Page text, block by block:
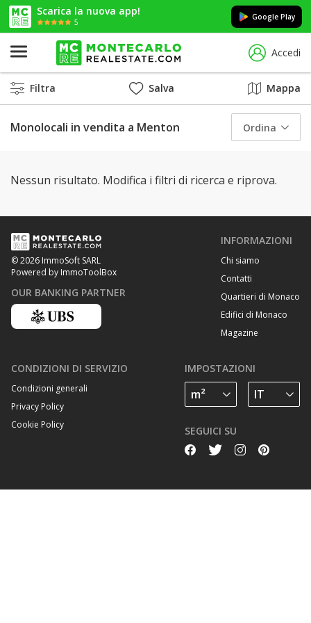
Scarica la nuova app!
5
Google Play
Accedi
Filtra Salva Mappa
Monolocali in vendita a Menton Ordina
Nessun risultato. Modifica i filtri di ricerca e riprova.
© 2026 ImmoSoft SARL
Powered by ImmoToolBox
OUR BANKING PARTNER
INFORMAZIONI
Chi siamo
Contatti
Quartieri di Monaco
Edifici di Monaco
Magazine
CONDIZIONI DI SERVIZIO
Condizioni generali
Privacy Policy
Cookie Policy
IMPOSTAZIONI
SEGUICI SU